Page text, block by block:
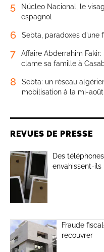
5
Núcleo Nacional, le
espagnol
6 Sebta, paradoxes
7
Affaire Abderrahim
clame sa famille à
8
Sebta: un réseau
mobilisation à la mi-
REVUES DE PRESSE
Des
envahissent-ils
Fraude
recouvrer